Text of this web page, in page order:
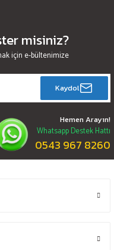
misiniz?
için e-bültenimize
Kaydol
Hemen Arayın!
Whatsapp Destek Hattı
0543 967 8260